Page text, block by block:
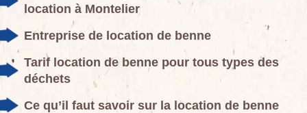
location à Montelier
Entreprise de location de benne
Tarif location de benne pour tous types des
déchets
Ce qu’il faut savoir sur la location de benne